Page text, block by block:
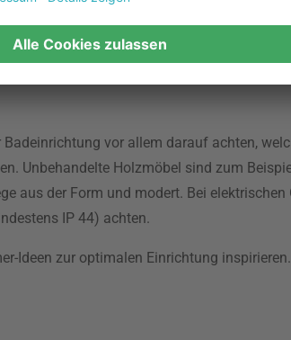
Toilette und gelegentlich ein
Vom Spiegelund
vor allem darauf achten,
Unbehandelte Holzmöbel sind zum
aus der Form und modert. Bei
IP 44) achten.
Ideen zur optimalen Einrichtung